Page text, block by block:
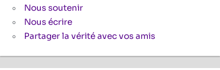
Nous soutenir
Nous écrire
Partager la vérité avec vos amis